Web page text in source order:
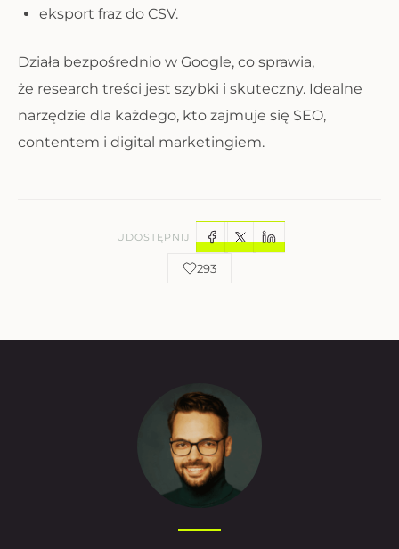
eksport fraz do CSV.
Działa bezpośrednio w Google, co sprawia,
że research treści jest szybki i skuteczny. Idealne
narzędzie dla każdego, kto zajmuje się SEO,
contentem i digital marketingiem.
UDOSTĘPNIJ
293